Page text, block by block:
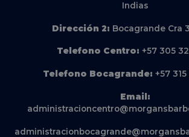
Indias
Dirección 2: Bocagrande Cra
Telefono Centro: +57 305
Telefono Bocagrande: +57
Email: